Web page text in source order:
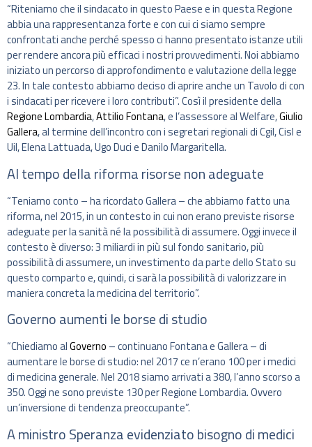
“Riteniamo che il sindacato in questo Paese e in questa Regione
abbia una rappresentanza forte e con cui ci siamo sempre
confrontati anche perché spesso ci hanno presentato istanze utili
per rendere ancora più efficaci i nostri provvedimenti. Noi abbiamo
iniziato un percorso di approfondimento e valutazione della legge
23. In tale contesto abbiamo deciso di aprire anche un Tavolo di con
i sindacati per ricevere i loro contributi”. Così il presidente della
Regione Lombardia,Attilio Fontana, e l’assessore al Welfare,Giulio
Gallera, al termine dell’incontro con i segretari regionali di Cgil, Cisl e
Uil, Elena Lattuada, Ugo Duci e Danilo Margaritella.
Al tempo della riforma risorse non adeguate
“Teniamo conto – ha ricordato Gallera – che abbiamo fatto una
riforma, nel 2015, in un contesto in cui non erano previste risorse
adeguate per la sanità né la possibilità di assumere. Oggi invece il
contesto è diverso: 3 miliardi in più sul fondo sanitario, più
possibilità di assumere, un investimento da parte dello Stato su
questo comparto e, quindi, ci sarà la possibilità di valorizzare in
maniera concreta la medicina del territorio”.
Governo aumenti le borse di studio
“Chiediamo alGoverno – continuano Fontana e Gallera – di
aumentare le borse di studio: nel 2017 ce n’erano 100 per i medici
di medicina generale. Nel 2018 siamo arrivati a 380, l’anno scorso a
350. Oggi ne sono previste 130 per Regione Lombardia. Ovvero
un’inversione di tendenza preoccupante”.
A ministro Speranza evidenziato bisogno di medici